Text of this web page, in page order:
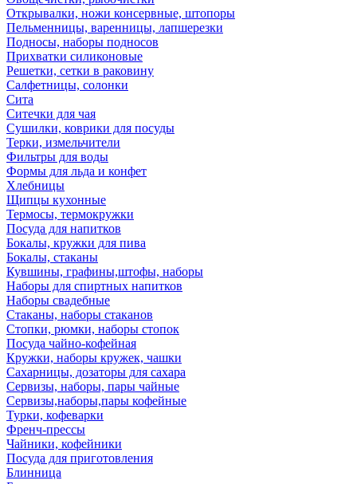
Открывалки, ножи консервные, штопоры
Пельменницы, варенницы, лапшерезки
Подносы, наборы подносов
Прихватки силиконовые
Решетки, сетки в раковину
Салфетницы, солонки
Сита
Ситечки для чая
Сушилки, коврики для посуды
Терки, измельчители
Фильтры для воды
Формы для льда и конфет
Хлебницы
Щипцы кухонные
Термосы, термокружки
Посуда для напитков
Бокалы, кружки для пива
Бокалы, стаканы
Кувшины, графины,штофы, наборы
Наборы для спиртных напитков
Наборы свадебные
Стаканы, наборы стаканов
Стопки, рюмки, наборы стопок
Посуда чайно-кофейная
Кружки, наборы кружек, чашки
Сахарницы, дозаторы для сахара
Сервизы, наборы, пары чайные
Сервизы,наборы,пары кофейные
Турки, кофеварки
Френч-прессы
Чайники, кофейники
Посуда для приготовления
Блинница